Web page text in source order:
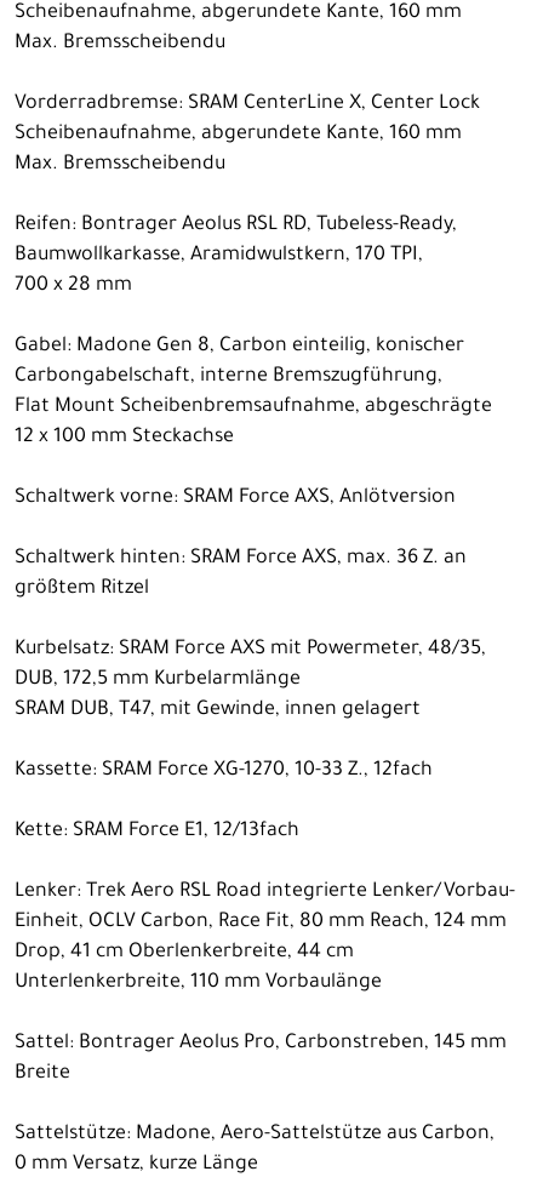
Scheibenaufnahme, abgerundete Kante, 160 mm
Max. Bremsscheibendu
Vorderradbremse: SRAM CenterLine X, Center Lock
Scheibenaufnahme, abgerundete Kante, 160 mm
Max. Bremsscheibendu
Reifen: Bontrager Aeolus RSL RD, Tubeless-Ready,
Baumwollkarkasse, Aramidwulstkern, 170 TPI,
700 x 28 mm
Gabel: Madone Gen 8, Carbon einteilig, konischer
Carbongabelschaft, interne Bremszugführung,
Flat Mount Scheibenbremsaufnahme, abgeschrägte
12 x 100 mm Steckachse
Schaltwerk vorne: SRAM Force AXS, Anlötversion
Schaltwerk hinten: SRAM Force AXS, max. 36 Z. an
größtem Ritzel
Kurbelsatz: SRAM Force AXS mit Powermeter, 48/35,
DUB, 172,5 mm Kurbelarmlänge
SRAM DUB, T47, mit Gewinde, innen gelagert
Kassette: SRAM Force XG-1270, 10-33 Z., 12fach
Kette: SRAM Force E1, 12/13fach
Lenker: Trek Aero RSL Road integrierte Lenker/Vorbau-
Einheit, OCLV Carbon, Race Fit, 80 mm Reach, 124 mm
Drop, 41 cm Oberlenkerbreite, 44 cm
Unterlenkerbreite, 110 mm Vorbaulänge
Sattel: Bontrager Aeolus Pro, Carbonstreben, 145 mm
Breite
Sattelstütze: Madone, Aero-Sattelstütze aus Carbon,
0 mm Versatz, kurze Länge